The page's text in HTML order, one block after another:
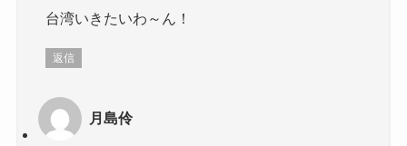
台湾いきたいわ～ん！
返信
月島伶